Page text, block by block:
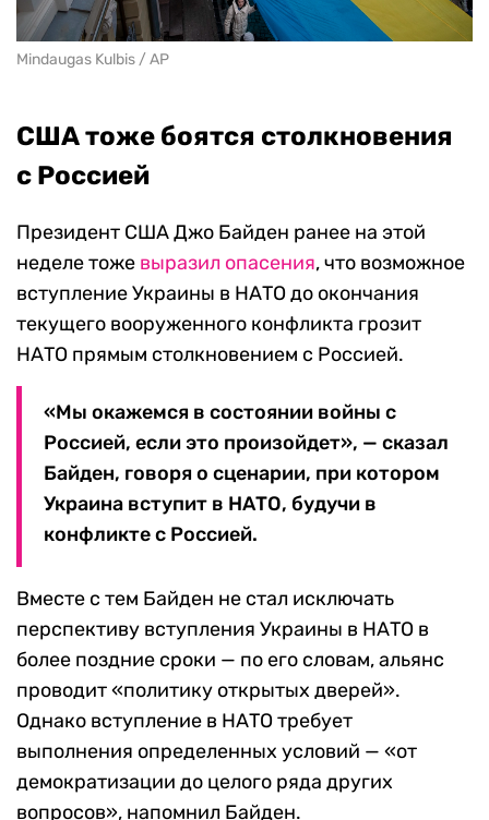
Mindaugas Kulbis / AP
США тоже боятся столкновения
с Россией
Президент США Джо Байден ранее на этой
неделе тоже выразил опасения, что возможное
вступление Украины в НАТО до окончания
текущего вооруженного конфликта грозит
НАТО прямым столкновением с Россией.
«Мы окажемся в состоянии войны с
Россией, если это произойдет», — сказал
Байден, говоря о сценарии, при котором
Украина вступит в НАТО, будучи в
конфликте с Россией.
Вместе с тем Байден не стал исключать
перспективу вступления Украины в НАТО в
более поздние сроки — по его словам, альянс
проводит «политику открытых дверей».
Однако вступление в НАТО требует
выполнения определенных условий — «от
демократизации до целого ряда других
вопросов», напомнил Байден.